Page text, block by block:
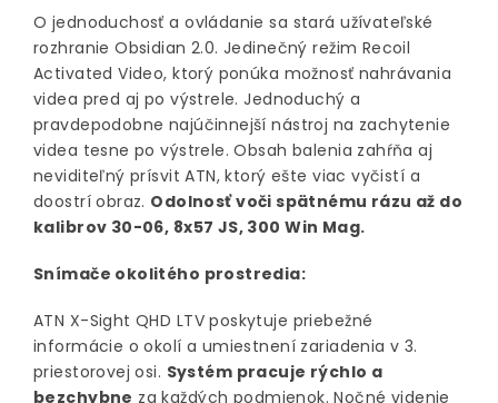
O jednoduchosť a ovládanie sa stará užívateľské
rozhranie Obsidian 2.0. Jedinečný režim Recoil
Activated Video, ktorý ponúka možnosť nahrávania
videa pred aj po výstrele. Jednoduchý a
pravdepodobne najúčinnejší nástroj na zachytenie
videa tesne po výstrele. Obsah balenia zahŕňa aj
neviditeľný prísvit ATN, ktorý ešte viac vyčistí a
doostrí obraz. Odolnosť voči spätnému rázu až do
kalibrov 30-06, 8x57 JS, 300 Win Mag.
Snímače okolitého prostredia:
ATN X-Sight QHD LTV poskytuje priebežné
informácie o okolí a umiestnení zariadenia v 3.
priestorovej osi. Systém pracuje rýchlo a
bezchybne za každých podmienok. Nočné videnie